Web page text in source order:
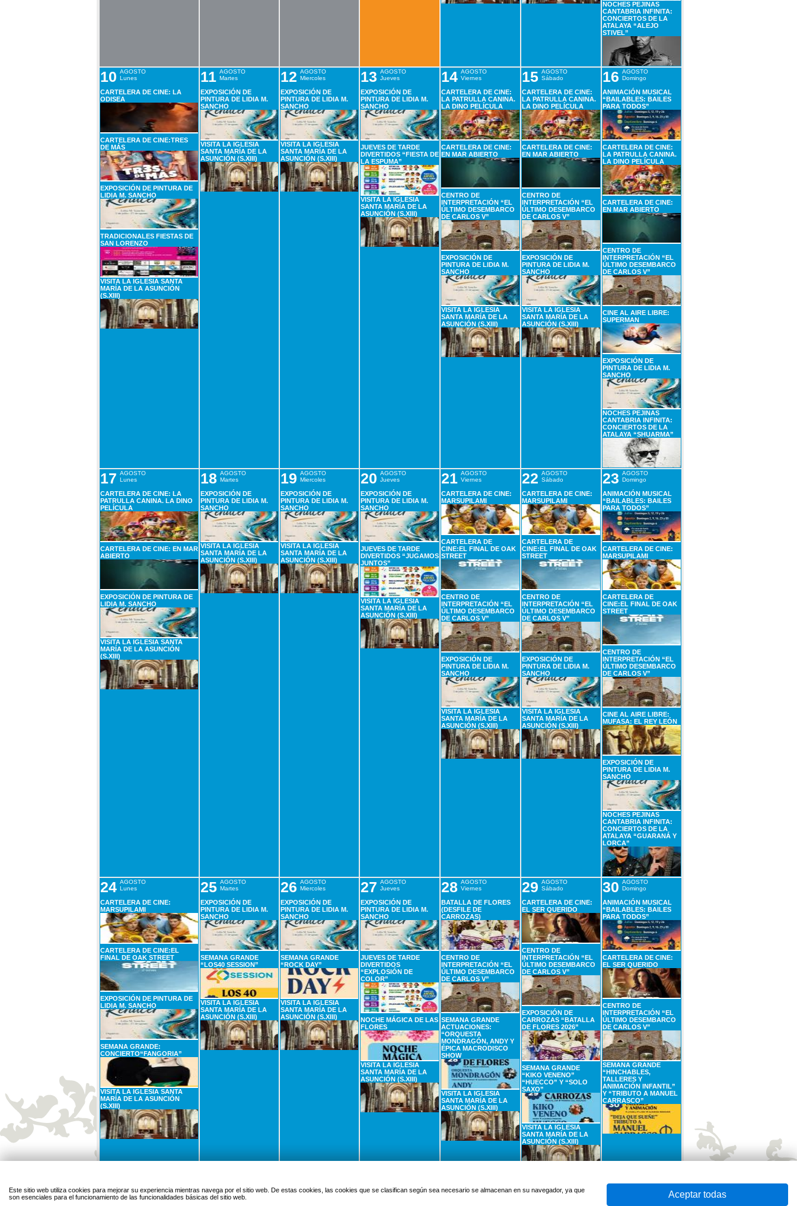
NOCHES PEJINAS
CANTABRIA INFINITA:
CONCIERTOS DE LA
ATALAYA “ALEJO
STIVEL”
10 AGOSTO
Lunes
CARTELERA DE CINE: LA
ODISEA
CARTELERA DE CINE:TRES
DE MÁS
EXPOSICIÓN DE PINTURA DE
LIDIA M. SANCHO
TRADICIONALES FIESTAS DE
SAN LORENZO
VISITA LA IGLESIA SANTA
MARÍA DE LA ASUNCIÓN
(S.XIII)
11 AGOSTO
Martes
EXPOSICIÓN DE
PINTURA DE LIDIA M.
SANCHO
VISITA LA IGLESIA
SANTA MARÍA DE LA
ASUNCIÓN (S.XIII)
12 AGOSTO
Miercoles
EXPOSICIÓN DE
PINTURA DE LIDIA M.
SANCHO
VISITA LA IGLESIA
SANTA MARÍA DE LA
ASUNCIÓN (S.XIII)
13 AGOSTO
Jueves
EXPOSICIÓN DE
PINTURA DE LIDIA M.
SANCHO
JUEVES DE TARDE
DIVERTIDOS “FIESTA DE
LA ESPUMA”
VISITA LA IGLESIA
SANTA MARÍA DE LA
ASUNCIÓN (S.XIII)
14 AGOSTO
Viernes
CARTELERA DE CINE:
LA PATRULLA CANINA.
LA DINO PELÍCULA
CARTELERA DE CINE:
EN MAR ABIERTO
CENTRO DE
INTERPRETACIÓN “EL
ÚLTIMO DESEMBARCO
DE CARLOS V”
EXPOSICIÓN DE
PINTURA DE LIDIA M.
SANCHO
VISITA LA IGLESIA
SANTA MARÍA DE LA
ASUNCIÓN (S.XIII)
15 AGOSTO
Sábado
CARTELERA DE CINE:
LA PATRULLA CANINA.
LA DINO PELÍCULA
CARTELERA DE CINE:
EN MAR ABIERTO
CENTRO DE
INTERPRETACIÓN “EL
ÚLTIMO DESEMBARCO
DE CARLOS V”
EXPOSICIÓN DE
PINTURA DE LIDIA M.
SANCHO
VISITA LA IGLESIA
SANTA MARÍA DE LA
ASUNCIÓN (S.XIII)
16 AGOSTO
Domingo
ANIMACIÓN MUSICAL
“BAILABLES: BAILES
PARA TODOS”
CARTELERA DE CINE:
LA PATRULLA CANINA.
LA DINO PELÍCULA
CARTELERA DE CINE:
EN MAR ABIERTO
CENTRO DE
INTERPRETACIÓN “EL
ÚLTIMO DESEMBARCO
DE CARLOS V”
CINE AL AIRE LIBRE:
SUPERMAN
EXPOSICIÓN DE
PINTURA DE LIDIA M.
SANCHO
NOCHES PEJINAS
CANTABRIA INFINITA:
CONCIERTOS DE LA
ATALAYA “SHUARMA”
17 AGOSTO
Lunes
CARTELERA DE CINE: LA
PATRULLA CANINA. LA DINO
PELÍCULA
CARTELERA DE CINE: EN MAR
ABIERTO
EXPOSICIÓN DE PINTURA DE
LIDIA M. SANCHO
VISITA LA IGLESIA SANTA
MARÍA DE LA ASUNCIÓN
(S.XIII)
18 AGOSTO
Martes
EXPOSICIÓN DE
PINTURA DE LIDIA M.
SANCHO
VISITA LA IGLESIA
SANTA MARÍA DE LA
ASUNCIÓN (S.XIII)
19 AGOSTO
Miercoles
EXPOSICIÓN DE
PINTURA DE LIDIA M.
SANCHO
VISITA LA IGLESIA
SANTA MARÍA DE LA
ASUNCIÓN (S.XIII)
20 AGOSTO
Jueves
EXPOSICIÓN DE
PINTURA DE LIDIA M.
SANCHO
JUEVES DE TARDE
DIVERTIDOS “JUGAMOS
JUNTOS”
VISITA LA IGLESIA
SANTA MARÍA DE LA
ASUNCIÓN (S.XIII)
21 AGOSTO
Viernes
CARTELERA DE CINE:
MARSUPILAMI
CARTELERA DE
CINE:EL FINAL DE OAK
STREET
CENTRO DE
INTERPRETACIÓN “EL
ÚLTIMO DESEMBARCO
DE CARLOS V”
EXPOSICIÓN DE
PINTURA DE LIDIA M.
SANCHO
VISITA LA IGLESIA
SANTA MARÍA DE LA
ASUNCIÓN (S.XIII)
22 AGOSTO
Sábado
CARTELERA DE CINE:
MARSUPILAMI
CARTELERA DE
CINE:EL FINAL DE OAK
STREET
CENTRO DE
INTERPRETACIÓN “EL
ÚLTIMO DESEMBARCO
DE CARLOS V”
EXPOSICIÓN DE
PINTURA DE LIDIA M.
SANCHO
VISITA LA IGLESIA
SANTA MARÍA DE LA
ASUNCIÓN (S.XIII)
23 AGOSTO
Domingo
ANIMACIÓN MUSICAL
“BAILABLES: BAILES
PARA TODOS”
CARTELERA DE CINE:
MARSUPILAMI
CARTELERA DE
CINE:EL FINAL DE OAK
STREET
CENTRO DE
INTERPRETACIÓN “EL
ÚLTIMO DESEMBARCO
DE CARLOS V”
CINE AL AIRE LIBRE:
MUFASA: EL REY LEÓN
EXPOSICIÓN DE
PINTURA DE LIDIA M.
SANCHO
NOCHES PEJINAS
CANTABRIA INFINITA:
CONCIERTOS DE LA
ATALAYA “GUARANÁ Y
LORCA”
24 AGOSTO
Lunes
CARTELERA DE CINE:
MARSUPILAMI
CARTELERA DE CINE:EL
FINAL DE OAK STREET
EXPOSICIÓN DE PINTURA DE
LIDIA M. SANCHO
SEMANA GRANDE:
CONCIERTO“FANGORIA”
VISITA LA IGLESIA SANTA
MARÍA DE LA ASUNCIÓN
(S.XIII)
25 AGOSTO
Martes
EXPOSICIÓN DE
PINTURA DE LIDIA M.
SANCHO
SEMANA GRANDE
“LOS40 SESSION”
VISITA LA IGLESIA
SANTA MARÍA DE LA
ASUNCIÓN (S.XIII)
26 AGOSTO
Miercoles
EXPOSICIÓN DE
PINTURA DE LIDIA M.
SANCHO
SEMANA GRANDE
“ROCK DAY”
VISITA LA IGLESIA
SANTA MARÍA DE LA
ASUNCIÓN (S.XIII)
27 AGOSTO
Jueves
EXPOSICIÓN DE
PINTURA DE LIDIA M.
SANCHO
JUEVES DE TARDE
DIVERTIDOS
“EXPLOSIÓN DE
COLOR”
NOCHE MÁGICA DE LAS
FLORES
VISITA LA IGLESIA
SANTA MARÍA DE LA
ASUNCIÓN (S.XIII)
28 AGOSTO
Viernes
BATALLA DE FLORES
(DESFILE DE
CARROZAS)
CENTRO DE
INTERPRETACIÓN “EL
ÚLTIMO DESEMBARCO
DE CARLOS V”
SEMANA GRANDE
ACTUACIONES:
“ORQUESTA
MONDRAGÓN, ANDY Y
ÉPICA MACRODISCO
SHOW
VISITA LA IGLESIA
SANTA MARÍA DE LA
ASUNCIÓN (S.XIII)
29 AGOSTO
Sábado
CARTELERA DE CINE:
EL SER QUERIDO
CENTRO DE
INTERPRETACIÓN “EL
ÚLTIMO DESEMBARCO
DE CARLOS V”
EXPOSICIÓN DE
CARROZAS “BATALLA
DE FLORES 2026”
SEMANA GRANDE
“KIKO VENENO”
“HUECCO” Y “SOLO
SAXO”
VISITA LA IGLESIA
SANTA MARÍA DE LA
ASUNCIÓN (S.XIII)
30 AGOSTO
Domingo
ANIMACIÓN MUSICAL
“BAILABLES: BAILES
PARA TODOS”
CARTELERA DE CINE:
EL SER QUERIDO
CENTRO DE
INTERPRETACIÓN “EL
ÚLTIMO DESEMBARCO
DE CARLOS V”
SEMANA GRANDE
“HINCHABLES,
TALLERES Y
ANIMACIÓN INFANTIL”
Y “TRIBUTO A MANUEL
CARRASCO”
31
CARTELERA DE CINE: EL SER
1 2
Miercoles
3
Jueves
4
Viernes
5 6
Este sitio web utiliza cookies para mejorar su experiencia mientras navega por el sitio web. De estas cookies, las cookies que se clasifican según sea necesario se almacenan en su navegador, ya que
son esenciales para el funcionamiento de las funcionalidades básicas del sitio web.
Aceptar todas